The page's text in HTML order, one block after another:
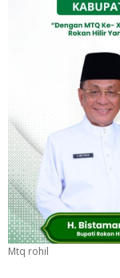
Mtq rohil